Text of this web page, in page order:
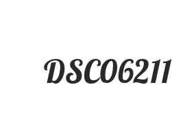
DSC06211